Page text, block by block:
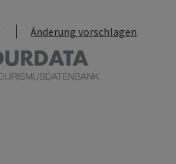
Änderung vorschlagen